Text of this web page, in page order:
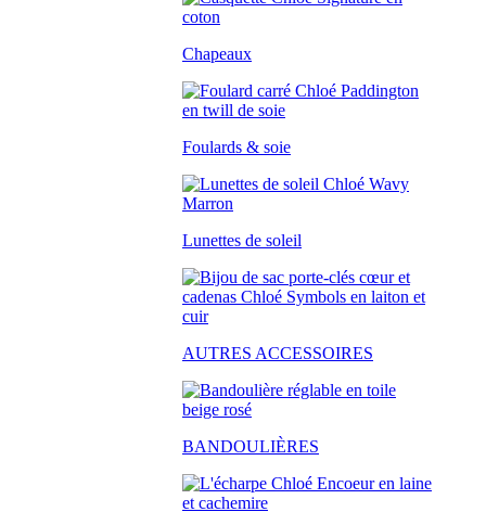
Chapeaux
Foulards & soie
Lunettes de soleil
AUTRES ACCESSOIRES
BANDOULIÈRES